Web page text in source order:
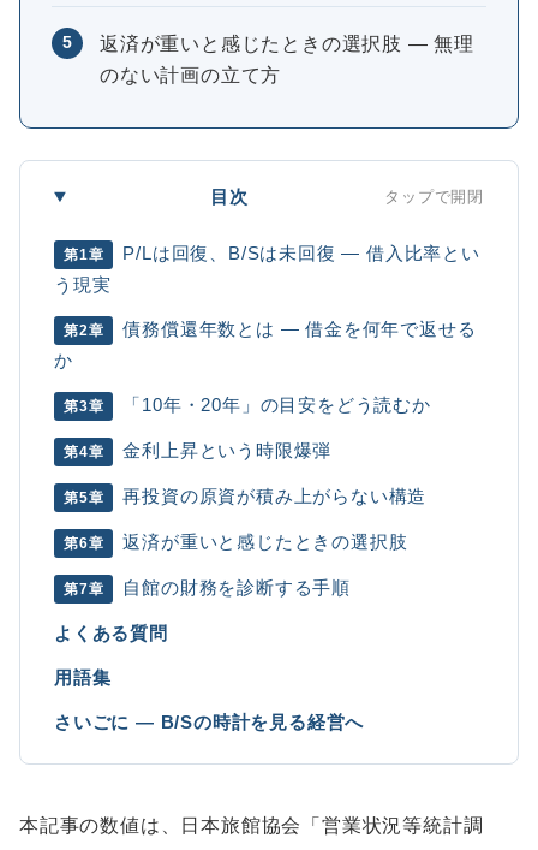
5
返済が重いと感じたときの選択肢 ― 無理
のない計画の立て方
目次 タップで開閉
第1章
P/Lは回復、B/Sは未回復 ― 借入比率とい
う現実
第2章
債務償還年数とは ― 借金を何年で返せる
か
第3章 「10年・20年」の目安をどう読むか
第4章 金利上昇という時限爆弾
第5章 再投資の原資が積み上がらない構造
第6章 返済が重いと感じたときの選択肢
第7章 自館の財務を診断する手順
よくある質問
用語集
さいごに ― B/Sの時計を見る経営へ
本記事の数値は、日本旅館協会「営業状況等統計調